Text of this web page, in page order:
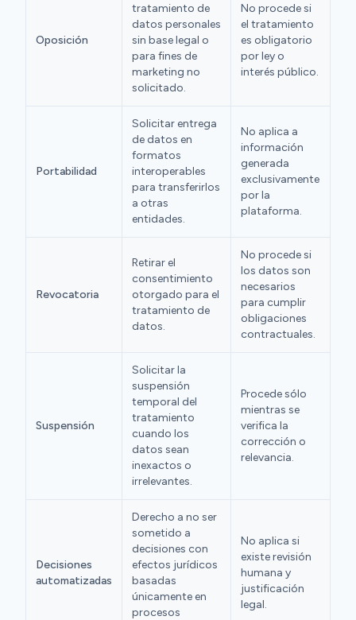
Oposición
tratamiento de
datos personales
sin base legal o
para fines de
marketing no
solicitado.
No procede si
el tratamiento
es obligatorio
por ley o
interés público.
Portabilidad
Solicitar entrega
de datos en
formatos
interoperables
para transferirlos
a otras
entidades.
No aplica a
información
generada
exclusivamente
por la
plataforma.
Revocatoria
Retirar el
consentimiento
otorgado para el
tratamiento de
datos.
No procede si
los datos son
necesarios
para cumplir
obligaciones
contractuales.
Suspensión
Solicitar la
suspensión
temporal del
tratamiento
cuando los
datos sean
inexactos o
irrelevantes.
Procede sólo
mientras se
verifica la
corrección o
relevancia.
Decisiones
automatizadas
Derecho a no ser
sometido a
decisiones con
efectos jurídicos
basadas
únicamente en
procesos
No aplica si
existe revisión
humana y
justificación
legal.